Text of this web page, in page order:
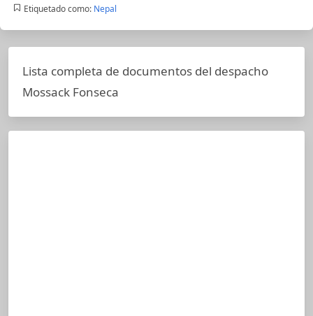
Etiquetado como: Nepal
Lista completa de documentos del despacho
Mossack Fonseca